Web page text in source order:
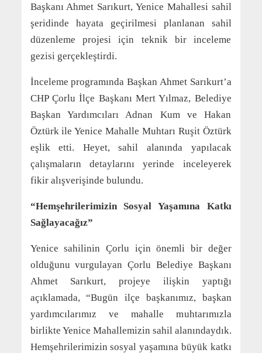
Başkanı Ahmet Sarıkurt, Yenice Mahallesi sahil
şeridinde hayata geçirilmesi planlanan sahil
düzenleme projesi için teknik bir inceleme
gezisi gerçekleştirdi.
İnceleme programında Başkan Ahmet Sarıkurt’a
CHP Çorlu İlçe Başkanı Mert Yılmaz, Belediye
Başkan Yardımcıları Adnan Kum ve Hakan
Öztürk ile Yenice Mahalle Muhtarı Ruşit Öztürk
eşlik etti. Heyet, sahil alanında yapılacak
çalışmaların detaylarını yerinde inceleyerek
fikir alışverişinde bulundu.
“Hemşehrilerimizin Sosyal Yaşamına Katkı
Sağlayacağız”
Yenice sahilinin Çorlu için önemli bir değer
olduğunu vurgulayan Çorlu Belediye Başkanı
Ahmet Sarıkurt, projeye ilişkin yaptığı
açıklamada, “Bugün ilçe başkanımız, başkan
yardımcılarımız ve mahalle muhtarımızla
birlikte Yenice Mahallemizin sahil alanındaydık.
Hemşehrilerimizin sosyal yaşamına büyük katkı